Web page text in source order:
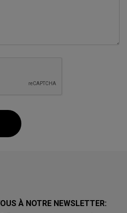
À NOTRE NEWSLETTER: